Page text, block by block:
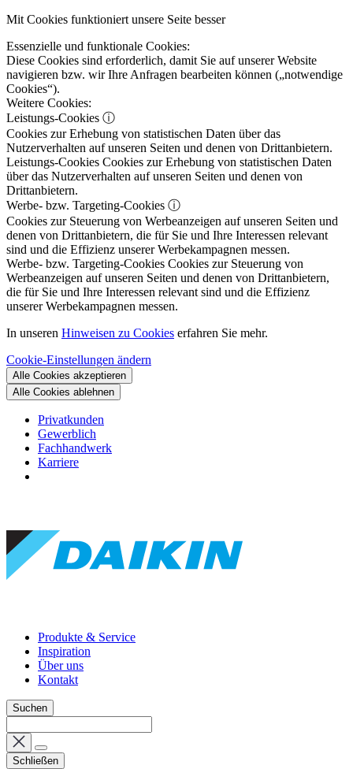
Mit Cookies funktioniert unsere Seite besser
Essenzielle und funktionale Cookies:
Diese Cookies sind erforderlich, damit Sie auf unserer Website
navigieren bzw. wir Ihre Anfragen bearbeiten können („notwendige
Cookies“).
Weitere Cookies:
Leistungs-Cookies ⓘ
Cookies zur Erhebung von statistischen Daten über das
Nutzerverhalten auf unseren Seiten und denen von Drittanbietern.
Leistungs-Cookies Cookies zur Erhebung von statistischen Daten
über das Nutzerverhalten auf unseren Seiten und denen von
Drittanbietern.
Werbe- bzw. Targeting-Cookies ⓘ
Cookies zur Steuerung von Werbeanzeigen auf unseren Seiten und
denen von Drittanbietern, die für Sie und Ihre Interessen relevant
sind und die Effizienz unserer Werbekampagnen messen.
Werbe- bzw. Targeting-Cookies Cookies zur Steuerung von
Werbeanzeigen auf unseren Seiten und denen von Drittanbietern,
die für Sie und Ihre Interessen relevant sind und die Effizienz
unserer Werbekampagnen messen.
In unseren Hinweisen zu Cookies erfahren Sie mehr.
Cookie-Einstellungen ändern
Alle Cookies akzeptieren
Alle Cookies ablehnen
Privatkunden
Gewerblich
Fachhandwerk
Karriere
Produkte & Service
Inspiration
Über uns
Kontakt
Suchen
Schließen